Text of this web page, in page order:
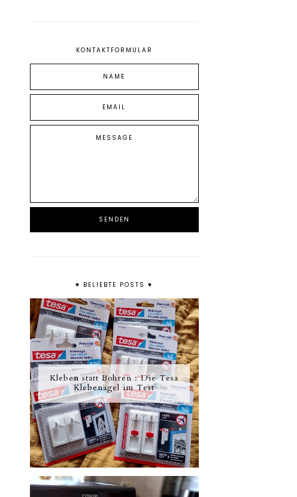
KONTAKTFORMULAR
♥ BELIEBTE POSTS ♥
Kleben statt Bohren : Die Tesa
Klebenägel im Test